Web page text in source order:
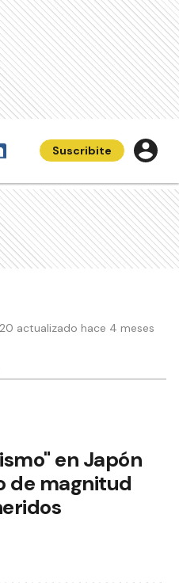
Suscribite
actualizado hace 4 meses
en Japón
de magnitud